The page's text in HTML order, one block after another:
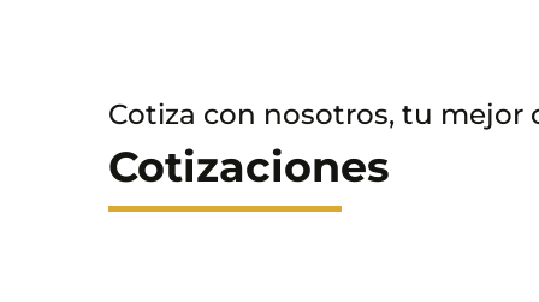
Cotiza con nosotros, tu mejor
Cotizaciones